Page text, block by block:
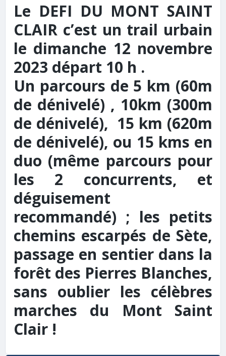
Le DEFI DU MONT SAINT
CLAIR c’est un trail urbain
le dimanche 12 novembre
2023 départ 10 h .
Un parcours de 5 km (60m
de dénivelé) , 10km (300m
de dénivelé), 15 km (620m
de dénivelé), ou 15 kms en
duo (même parcours pour
les 2 concurrents, et
déguisement
recommandé) ; les petits
chemins escarpés de Sète,
passage en sentier dans la
forêt des Pierres Blanches,
sans oublier les célèbres
marches du Mont Saint
Clair !